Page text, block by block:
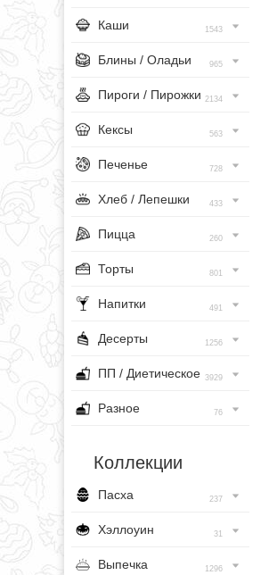
Каши 1543
Блины / Оладьи 965
Пироги / Пирожки 2134
Кексы 563
Печенье 728
Хлеб / Лепешки 433
Пицца 260
Торты 801
Напитки 491
Десерты 1256
ПП / Диетическое 3929
Разное 76
Коллекции
Пасха 237
Хэллоуин 31
Выпечка 1296